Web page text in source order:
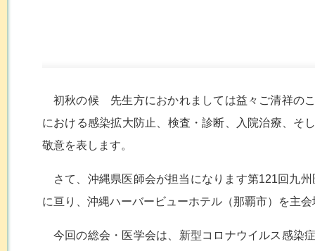
初秋の候 先生方におかれましては益々ご清祥の
における感染拡大防止、検査・診断、入院治療、そ
敬意を表します。
さて、沖縄県医師会が担当になります第121回九
に亘り、沖縄ハーバービューホテル（那覇市）を主
今回の総会・医学会は、新型コロナウイルス感染